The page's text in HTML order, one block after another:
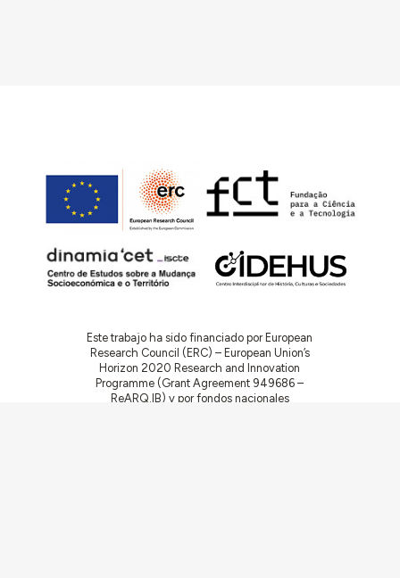
Este trabajo ha sido financiado por European
Research Council (ERC) – European Union’s
Horizon 2020 Research and Innovation
Programme (Grant Agreement 949686 –
ReARQ.IB) y por fondos nacionales